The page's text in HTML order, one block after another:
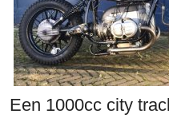
Een 1000cc city